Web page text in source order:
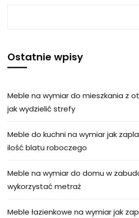
Ostatnie wpisy
Meble na wymiar do mieszkania z
jak wydzielić strefy
Meble do kuchni na wymiar jak
ilość blatu roboczego
Meble na wymiar do domu w
wykorzystać metraż
Meble łazienkowe na wymiar jak